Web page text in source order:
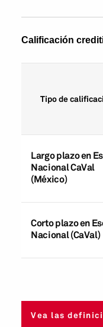
Calificación
Tipo de
Largo plazo en
Nacional CaVal
(México)
Corto plazo en
Nacional (CaVal)
Vea las